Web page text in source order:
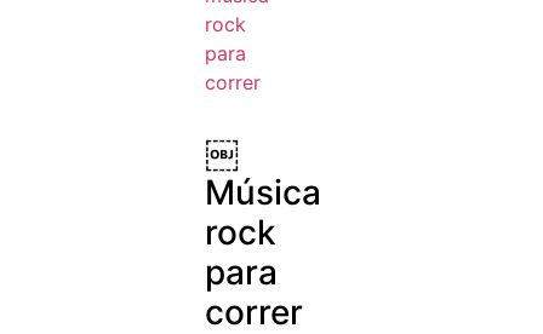
￼
Música
rock
para
correr